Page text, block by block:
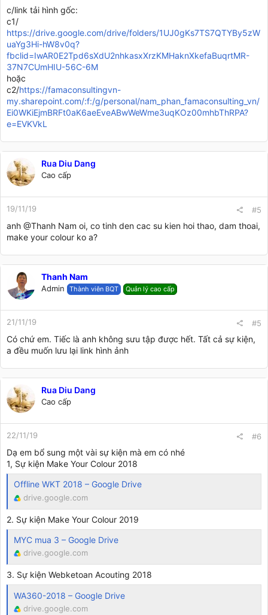
c/link tải hình gốc:
c1/
https://drive.google.com/drive/folders/1UJ0gKs7TS7QTYBy5zW
uaYg3Hi-hW8v0q?
fbclid=IwAR0E2Tpd6sXdU2nhkasxXrzKMHaknXkefaBuqrtMR-
37N7CUmHIU-56C-6M
hoặc
c2/https://famaconsultingvn-
my.sharepoint.com/:f:/g/personal/nam_phan_famaconsulting_vn/
Ei0WKiEjmBRFt0aK6aeEveABwWeWme3uqKOz00mhbThRPA?
e=EVKVkL
Rua Diu Dang
Cao cấp
19/11/19 #5
anh @Thanh Nam oi, co tinh den cac su kien hoi thao, dam thoai,
make your colour ko a?
Thanh Nam
Admin Thành viên BQT Quản lý cao cấp
21/11/19 #5
Có chứ em. Tiếc là anh không sưu tập được hết. Tất cả sự kiện,
a đều muốn lưu lại link hình ảnh
Rua Diu Dang
Cao cấp
22/11/19 #6
Dạ em bổ sung một vài sự kiện mà em có nhé
1, Sự kiện Make Your Colour 2018
Offline WKT 2018 – Google Drive
drive.google.com
2. Sự kiện Make Your Colour 2019
MYC mua 3 – Google Drive
drive.google.com
3. Sự kiện Webketoan Acouting 2018
WA360-2018 – Google Drive
drive.google.com